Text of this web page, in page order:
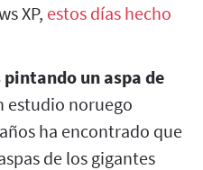
XP, estos días hecho
un aspa de
estudio noruego
ha encontrado que
de los gigantes